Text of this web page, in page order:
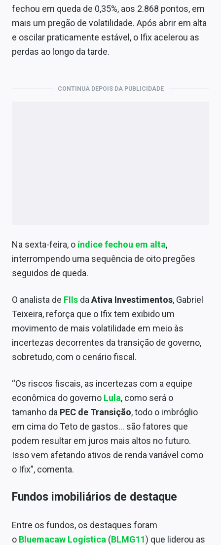
Mercados
Economia
Empresas
Sobre
Expediente
Contato
fechou em queda de 0,35%, aos 2.868 pontos, em
mais um pregão de volatilidade. Após abrir em alta
e oscilar praticamente estável, o Ifix acelerou as
perdas ao longo da tarde.
CONTINUA DEPOIS DA PUBLICIDADE
Na sexta-feira, o índice fechou em alta,
interrompendo uma sequência de oito pregões
seguidos de queda.
O analista de FIIs da Ativa Investimentos, Gabriel
Teixeira, reforça que o Ifix tem exibido um
movimento de mais volatilidade em meio às
incertezas decorrentes da transição de governo,
sobretudo, com o cenário fiscal.
“Os riscos fiscais, as incertezas com a equipe
econômica do governo Lula, como será o
tamanho da PEC de Transição, todo o imbróglio
em cima do Teto de gastos… são fatores que
podem resultar em juros mais altos no futuro.
Isso vem afetando ativos de renda variável como
o Ifix”, comenta.
Fundos imobiliários de destaque
Entre os fundos, os destaques foram
o Bluemacaw Logística (BLMG11) que liderou as